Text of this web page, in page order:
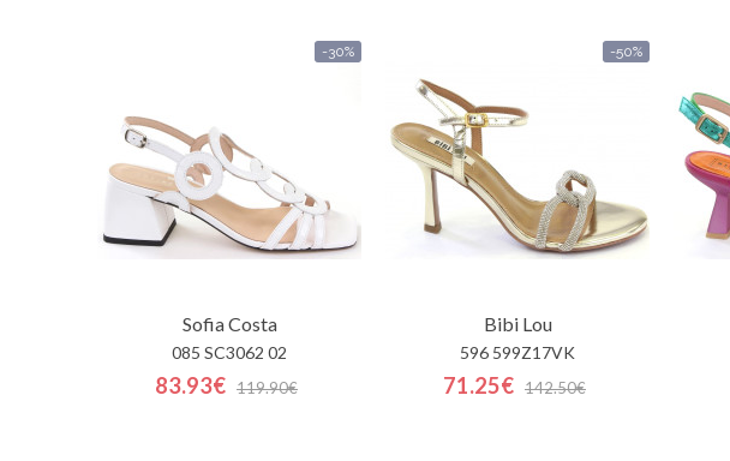
-30%
Sofia Costa
085 SC3062 02
83.93€ 119.90€
-50%
Bibi Lou
596 599Z17VK
71.25€ 142.50€